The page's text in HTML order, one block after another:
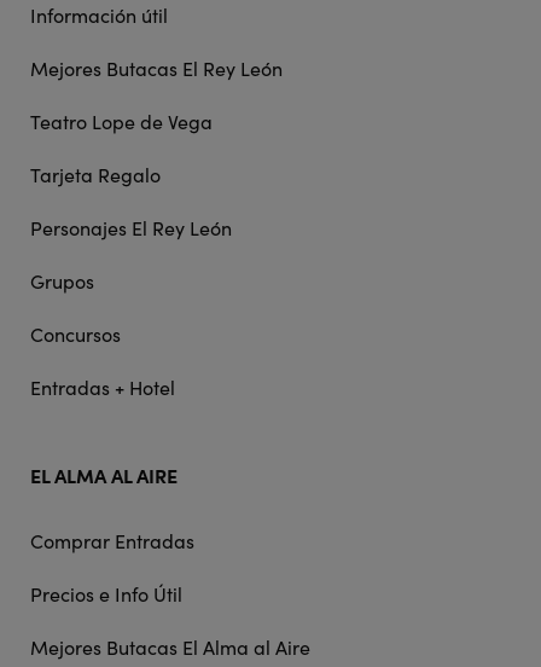
Información útil
Mejores Butacas El Rey León
Teatro Lope de Vega
Tarjeta Regalo
Personajes El Rey León
Grupos
Concursos
Entradas + Hotel
EL ALMA AL AIRE
Comprar Entradas
Precios e Info Útil
Mejores Butacas El Alma al Aire